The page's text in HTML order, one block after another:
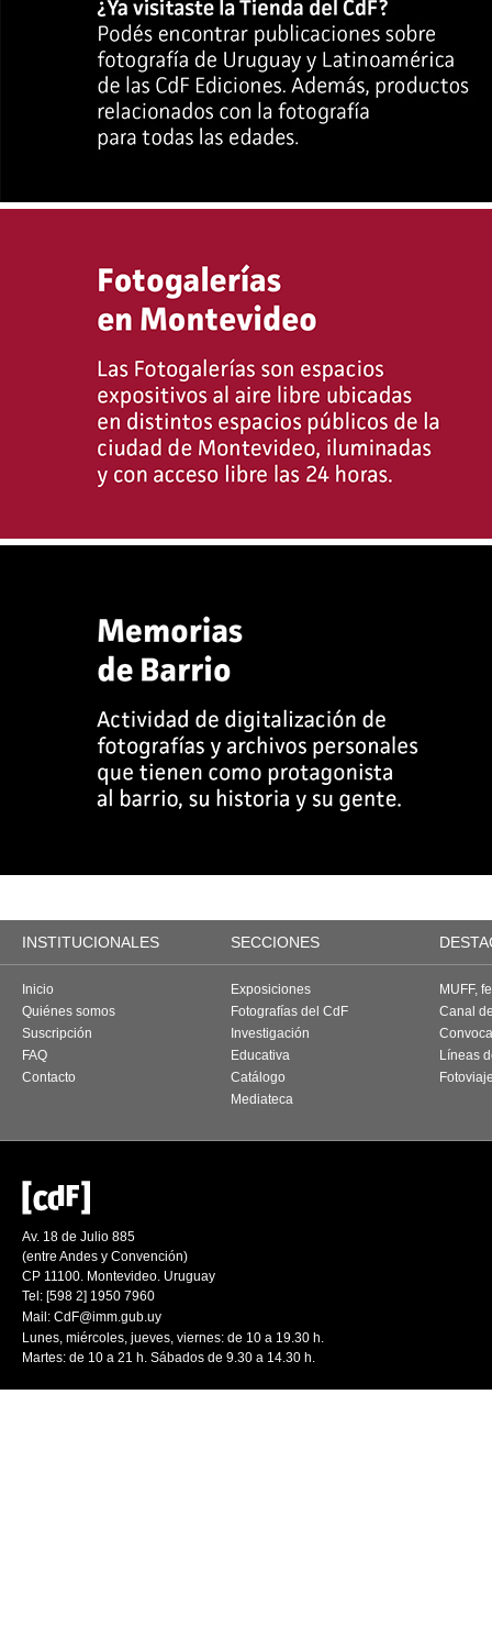
INSTITUCIONALES SECCIONES
Inicio
Quiénes somos
Suscripción
FAQ
Contacto
Exposiciones
Fotografías del CdF
Investigación
Educativa
Catálogo
Mediateca
MUFF,
Canal
Líneas
Av. 18 de Julio 885
(entre Andes y Convención)
CP 11100. Montevideo. Uruguay
Tel: [598 2] 1950 7960
Mail: CdF@imm.gub.uy
Lunes, miércoles, jueves, viernes: de 10 a 19.30 h.
Martes: de 10 a 21 h. Sábados de 9.30 a 14.30 h.